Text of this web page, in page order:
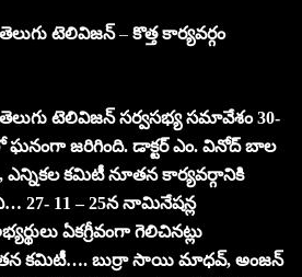
టెలివిజన్– కొత్త కార్యవర్గం
టెలివిజన్ సర్వసభ్య సమావేశం 30-
ఘనంగా జరిగింది. డాక్టర్ ఎం. వినోద్ బాల
కమిటీ నూతన కార్యవర్గానికి
27- 11 – 25న నామినేషన్ల
ఏకగ్రీవంగా గెలిచినట్లు
కమిటీ…. బుర్రా సాయి మాధవ్, అంజన్